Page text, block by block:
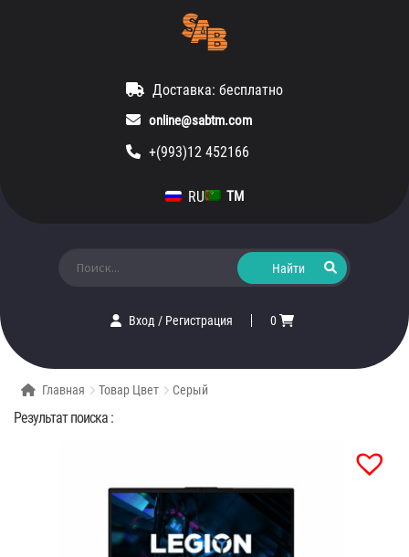
Доставка: бесплатно
online@sabtm.com
+(993)12 452166
RU TM
Вход/ Регистрация 0
Главная Товар Цвет Серый
Результат поиска :